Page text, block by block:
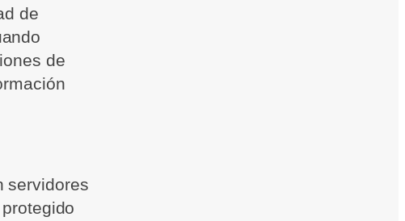
de
de
servidores